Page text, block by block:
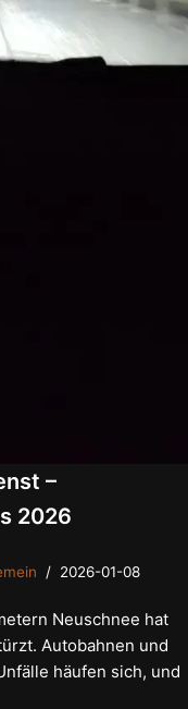
–
2026
2026-01-08
Neuschnee hat
Autobahnen und
häufen sich, und